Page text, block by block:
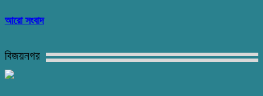
আরো সংবাদ
বিজয়নগর